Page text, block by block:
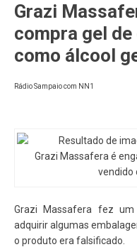
​Grazi
compra gel
como álcool
Rádio Sampaio com NN1
​Grazi Massafera é
vendido
Grazi Massafera fez
adquirir algumas
o produto era falsificado.